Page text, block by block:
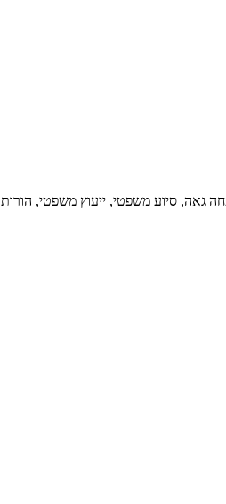
גאה, סיוע משפטי, ייעוץ משפטי, הורות